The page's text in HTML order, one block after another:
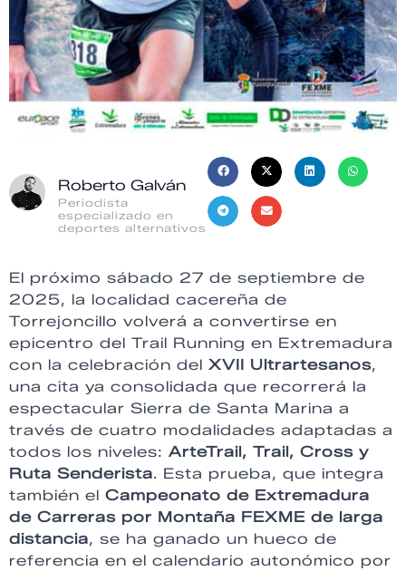
Roberto Galván
Periodista
especializado en
deportes alternativos
El próximo sábado 27 de septiembre de
2025, la localidad cacereña de
Torrejoncillo volverá a convertirse en
epicentro del Trail Running en Extremadura
con la celebración del XVII Ultrartesanos,
una cita ya consolidada que recorrerá la
espectacular Sierra de Santa Marina a
través de cuatro modalidades adaptadas a
todos los niveles: ArteTrail, Trail, Cross y
Ruta Senderista. Esta prueba, que integra
también el Campeonato de Extremadura
de Carreras por Montaña FEXME de larga
distancia, se ha ganado un hueco de
referencia en el calendario autonómico por